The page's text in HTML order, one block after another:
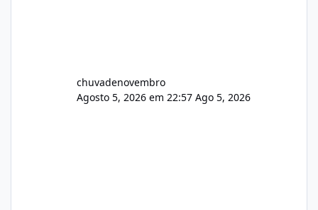
chuvadenovembro
Agosto 5, 2026 em 22:57 Ago 5, 2026